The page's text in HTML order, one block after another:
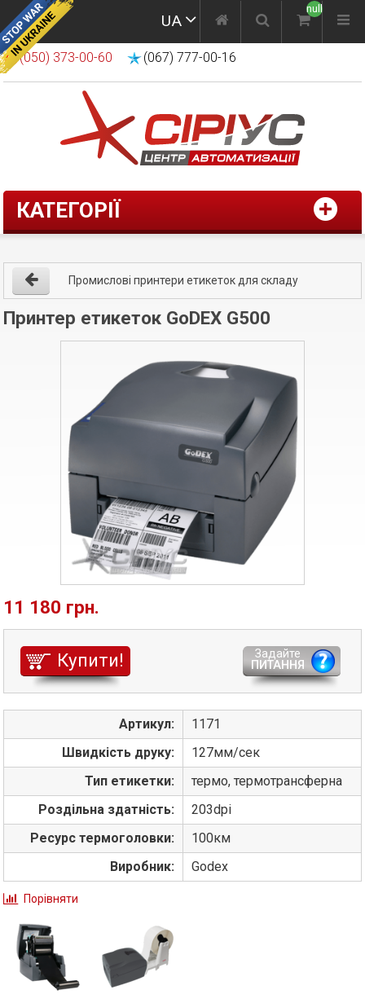
UA
null
(050) 373-00-60 (067) 777-00-16
КАТЕГОРІЇ
Промислові принтери етикеток для складу
Принтер етикеток GoDEX G500
11 180 грн.
Купити!
Задайте
ПИТАННЯ
Артикул:
1171
Швидкість друку:
127мм/сек
Тип етикетки:
термо, термотрансферна
Роздільна здатність:
203dpi
Ресурс термоголовки:
100км
Виробник:
Godex
Порівняти